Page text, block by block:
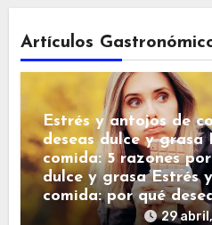
Artículos
Estrés y antojos de
deseas dulce y grasa
comida: 5 razones
dulce y grasa Estrés
comida: por qué
29